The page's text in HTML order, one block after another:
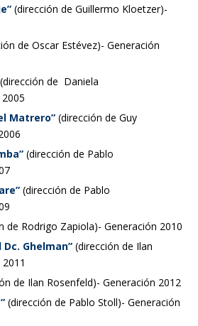
(dirección de Guillermo Kloetzer)-
de Oscar Estévez)- Generación
de Daniela
Matrero” (dirección de Guy
(dirección de Pablo
(dirección de Pablo
de Rodrigo Zapiola)- Generación 2010
Ghelman” (dirección de Ilan
de Ilan Rosenfeld)- Generación 2012
(dirección de Pablo Stoll)- Generación